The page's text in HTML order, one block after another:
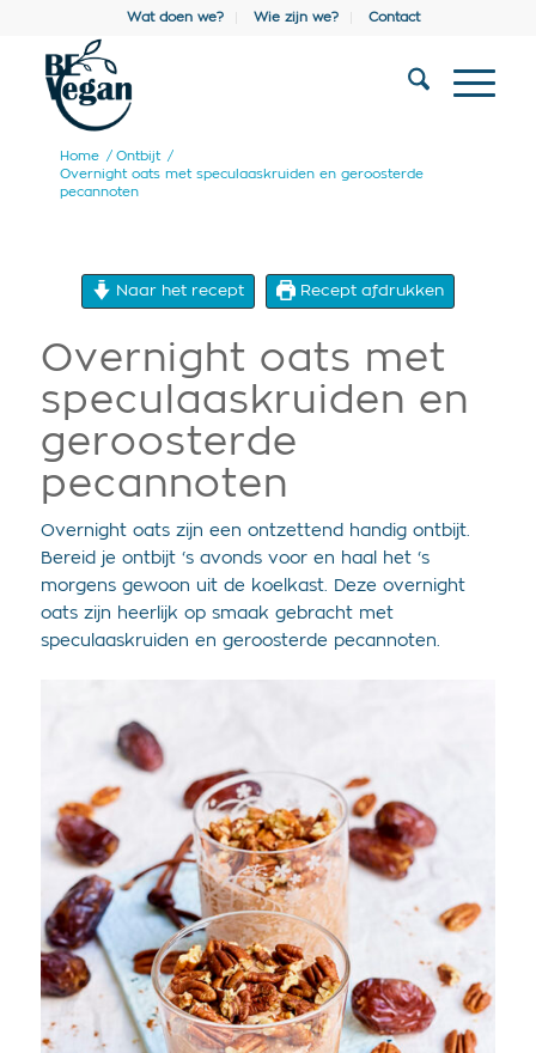
Wat doen we? Wie zijn we? Contact
Home / Ontbijt /
Overnight oats met speculaaskruiden en geroosterde
pecannoten
Naar het recept Recept afdrukken
Overnight oats met
speculaaskruiden en
geroosterde
pecannoten
Overnight oats zijn een ontzettend handig ontbijt.
Bereid je ontbijt ‘s avonds voor en haal het ‘s
morgens gewoon uit de koelkast. Deze overnight
oats zijn heerlijk op smaak gebracht met
speculaaskruiden en geroosterde pecannoten.